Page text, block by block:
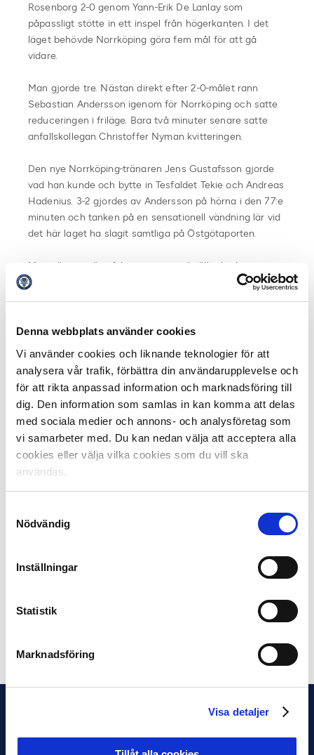
Denna webbplats använder cookies
Vi använder cookies och liknande teknologier för att
analysera vår trafik, förbättra din användarupplevelse och
för att rikta anpassad information och marknadsföring till
dig. Den information som samlas in kan komma att delas
med sociala medier och annons- och analysföretag som
vi samarbeter med. Du kan nedan välja att acceptera alla
cookies eller välja vilka cookies som du vill ska
användas.
Nödvändig
Inställningar
Statistik
Marknadsföring
Visa detaljer
Rosenborg 2-0 genom Yann-Erik De Lanlay som
påpassligt stötte in ett inspel från högerkanten. I det
läget behövde Norrköping göra fem mål för att gå
vidare.
Man gjorde tre. Nästan direkt efter 2-0-målet rann
Sebastian Andersson igenom för Norrköping och satte
reduceringen i friläge. Bara två minuter senare satte
anfallskollegan Christoffer Nyman kvitteringen.
Den nye Norrköping-tränaren Jens Gustafsson gjorde
vad han kunde och bytte in Tesfaldet Tekie och Andreas
Hadenius. 3-2 gjordes av Andersson på hörna i den 77:e
minuten och tanken på en sensationell vändning lär vid
det här laget ha slagit samtliga på Östgötaporten.
Men närmare än så kom man inte. Istället hade
Rosenborg ett par farliga lägen att göra 3-3, men
sammanlagt 5-4 och är därmed utslaget ur årets
upplaga av Champions League.
– Uppe på Lärkendal så kommer vi inte upp i kapacitet.
Jag tycker verkligen att vi ger det chansen ikväll och är
besvikna över att vi inte klarar av det. Vi spelar den
fotboll vi vill och jobbar stenhårt i 90 minuter.
Grabbarna ska vara stolta över sig själva, säger
Norrköping-tränaren Gustafsson i Viasat Fotboll efter
återstående hopp i Europaspelet. Samtliga spelar just
nu den andra omgången i kvalet till Europa League.
FOTO: Bildbyrån
Dela på Twitter